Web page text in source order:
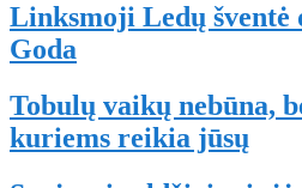
Linksmoji Ledų šventė
Goda
Tobulų vaikų nebūna,
kuriems reikia jūsų